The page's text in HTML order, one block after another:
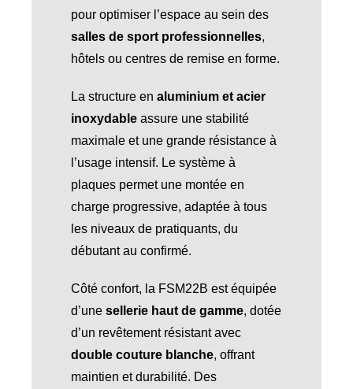
pour optimiser l’espace au sein des
salles de sport professionnelles,
hôtels ou centres de remise en forme.
La structure en aluminium et acier
inoxydableassure une stabilité
maximale et une grande résistance à
l’usage intensif. Le système à
plaques permet une montée en
charge progressive, adaptée à tous
les niveaux de pratiquants, du
débutant au confirmé.
Côté confort, la FSM22B est équipée
d’une sellerie haut de gamme, dotée
d’un revêtement résistant avec
double couture blanche, offrant
maintien et durabilité. Des